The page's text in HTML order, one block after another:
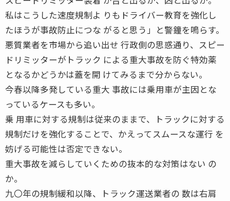
私はこうした速度規制よ りもドライバー教育を強化し
たほうが事故防止につな がると思う」と警鐘を鳴らす。
悪質業者を市場から追い出せ 行政側の思惑通り、スピー
ドリミッターがトラック による重大事故を防ぐ特効薬
となるかどうかは蓋を開 けてみるまで分からない。
今春以降多発している重大 事故には乗用車が主因とな
っているケースも多い。
乗 用車に対する規制は従来のままで、トラックに対する
規制だけを強化することで、かえってスムースな運行 を
妨げる可能性は否定できない。
重大事故を減らしていくための抜本的な対策はない の
か。
九〇年の規制緩和以降、トラック運送業者の 数は右肩